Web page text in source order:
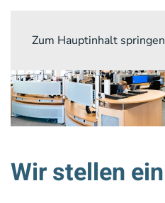
Zum Hauptinhalt springen
Wir stellen ein